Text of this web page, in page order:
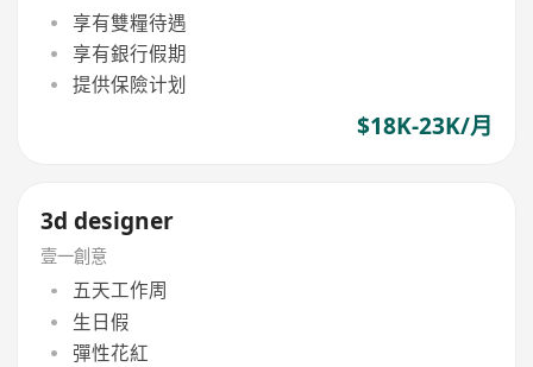
享有雙糧待遇
享有銀行假期
提供保險计划
$18K-23K/月
3d designer
壹一創意
五天工作周
生日假
彈性花紅